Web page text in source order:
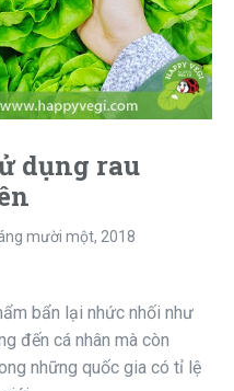
dụng rau
mười một, 2018
bẩn lại nhức nhối như
đến cá nhân mà còn
những quốc gia có tỉ lệ